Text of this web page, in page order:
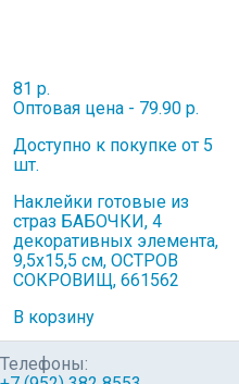
81 р.
Оптовая цена - 79.90 р.
Доступно к покупке от 5
шт.
Наклейки готовые из
страз БАБОЧКИ, 4
декоративных элемента,
9,5х15,5 см, ОСТРОВ
СОКРОВИЩ, 661562
В корзину
Телефоны: